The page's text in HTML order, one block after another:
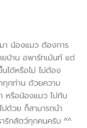
า น้องแมว ต้องการ
บ้าน อพาร์ทเม้นท์ แต่
ได้หรือไม่ ไม่ต้อง
ทุกท่าน ด้วยความ
หรือน้องแมว ไปกับ
ด้วย ก็สามารถนำ
ารักสัตว์ทุกคนครับ ^^